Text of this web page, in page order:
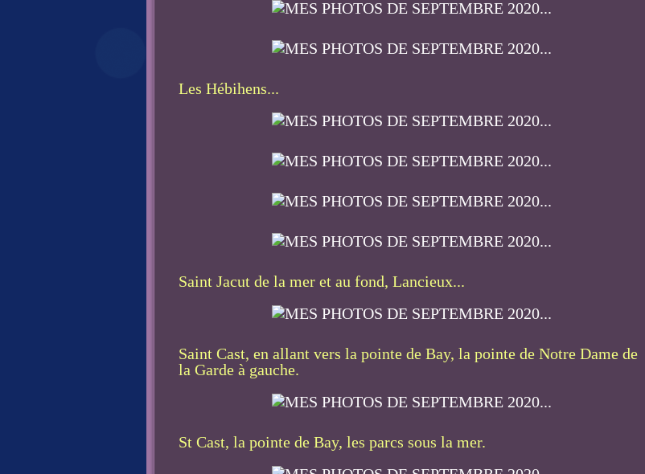
Les Hébihens...
Saint Jacut de la mer et au fond, Lancieux...
Saint Cast, en allant vers la pointe de Bay, la pointe de Notre Dame de
la Garde à gauche.
St Cast, la pointe de Bay, les parcs sous la mer.